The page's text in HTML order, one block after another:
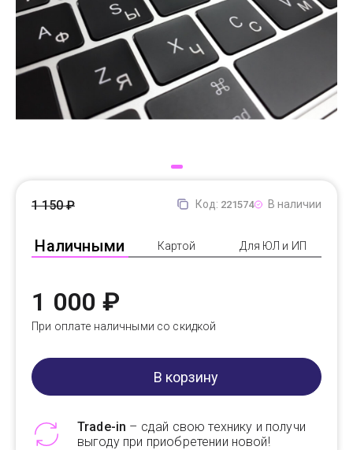
Доставка
Самовывоз
Trade-In
Код: 221574 В наличии
Наличными Картой Для ЮЛ и ИП
1 150 ₽
1 000 ₽
При оплате наличными со скидкой
В корзину
Trade-in – сдай свою технику и получи
выгоду при приобретении новой!